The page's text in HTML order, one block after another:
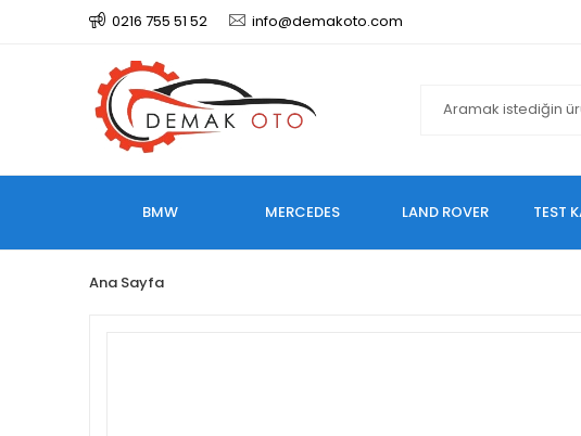
0216 755 51 52 info@demakoto.com
BMW MERCEDES LAND ROVER TEST
Ana Sayfa